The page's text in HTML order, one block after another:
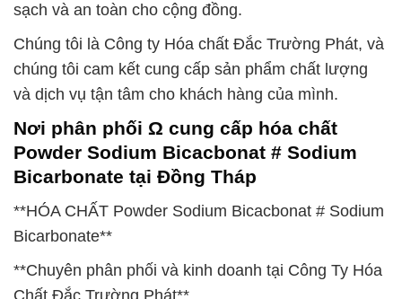
sạch và an toàn cho cộng đồng.
Chúng tôi là Công ty Hóa chất Đắc Trường Phát, và
chúng tôi cam kết cung cấp sản phẩm chất lượng
và dịch vụ tận tâm cho khách hàng của mình.
Nơi phân phối Ω cung cấp hóa chất
Powder Sodium Bicacbonat # Sodium
Bicarbonate tại Đồng Tháp
**HÓA CHẤT Powder Sodium Bicacbonat # Sodium
Bicarbonate**
**Chuyên phân phối và kinh doanh tại Công Ty Hóa
Chất Đắc Trường Phát**